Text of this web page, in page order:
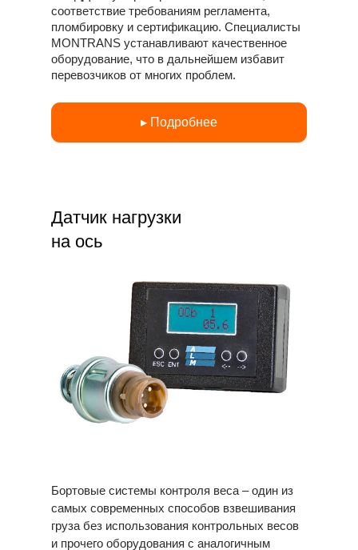
соответствие требованиям регламента,
пломбировку и сертификацию. Специалисты
MONTRANS устанавливают качественное
оборудование, что в дальнейшем избавит
перевозчиков от многих проблем.
▸ Подробнее
Бортовые системы контроля веса – один из
самых современных способов взвешивания
груза без использования контрольных весов
и прочего оборудования с аналогичным
Датчик нагрузки
на ось